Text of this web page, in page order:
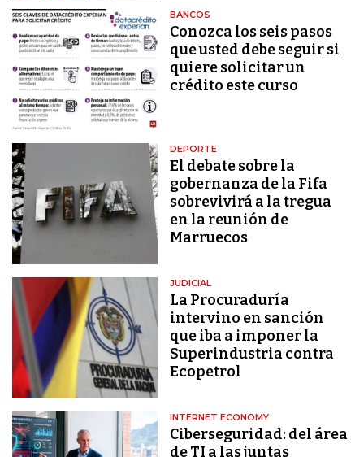
BANCOS
Conozca los seis pasos
que usted debe seguir si
quiere solicitar un
crédito este curso
DEPORTE
El debate sobre la
gobernanza de la Fifa
sobrevivirá a la tregua
en la reunión de
Marruecos
JUDICIAL
La Procuraduría
intervino en sanción
que iba a imponer la
Superindustria contra
Ecopetrol
INTERNET ECONOMY
Ciberseguridad: del área
de TI a las juntas